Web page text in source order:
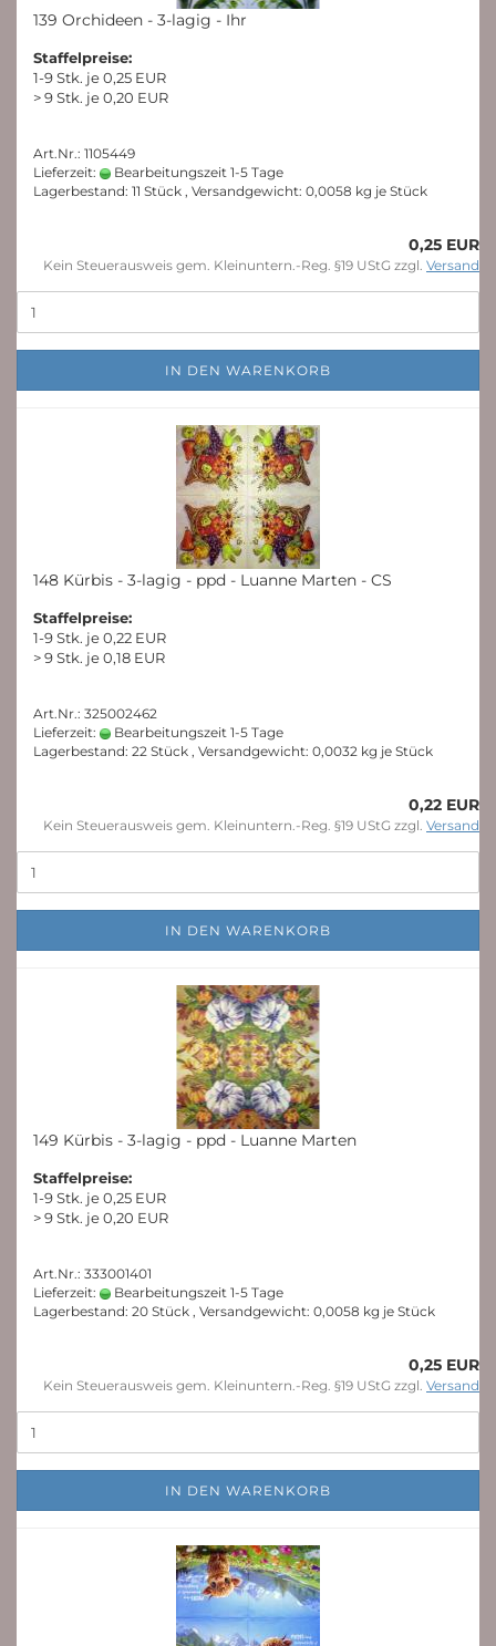
139 Orchideen - 3-lagig - Ihr
Staffelpreise:
1-9 Stk. je 0,25 EUR
> 9 Stk. je 0,20 EUR
Art.Nr.: 1105449
Lieferzeit:
Bearbeitungszeit 1-5 Tage
Lagerbestand: 11 Stück , Versandgewicht: 0,0058 kg je Stück
0,25 EUR
Kein Steuerausweis gem. Kleinuntern.-Reg. §19 UStG zzgl. Versand
IN DEN WARENKORB
148 Kürbis - 3-lagig - ppd - Luanne Marten - CS
Staffelpreise:
1-9 Stk. je 0,22 EUR
> 9 Stk. je 0,18 EUR
Art.Nr.: 325002462
Lieferzeit:
Bearbeitungszeit 1-5 Tage
Lagerbestand: 22 Stück , Versandgewicht: 0,0032 kg je Stück
0,22 EUR
Kein Steuerausweis gem. Kleinuntern.-Reg. §19 UStG zzgl. Versand
IN DEN WARENKORB
149 Kürbis - 3-lagig - ppd - Luanne Marten
Staffelpreise:
1-9 Stk. je 0,25 EUR
> 9 Stk. je 0,20 EUR
Art.Nr.: 333001401
Lieferzeit:
Bearbeitungszeit 1-5 Tage
Lagerbestand: 20 Stück , Versandgewicht: 0,0058 kg je Stück
0,25 EUR
Kein Steuerausweis gem. Kleinuntern.-Reg. §19 UStG zzgl. Versand
IN DEN WARENKORB